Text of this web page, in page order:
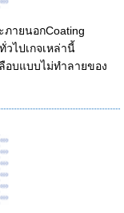
ายนอกCoating
วไปเกจเหล่านี้
อบแบบไม่ทำลายของ